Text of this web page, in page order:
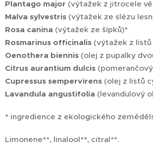
Plantago major (výtažek z jitrocele
Malva sylvestris (výtažek ze slézu
Rosa canina (výtažek ze šípků)*
Rosmarinus officinalis (výtažek z
Oenothera biennis (olej z pupalky
Citrus aurantium dulcis
Cupressus sempervirens (olej z listů
Lavandula angustifolia (levandulový
* ingredience z ekologického
Limonene**, linalool**, citral**.